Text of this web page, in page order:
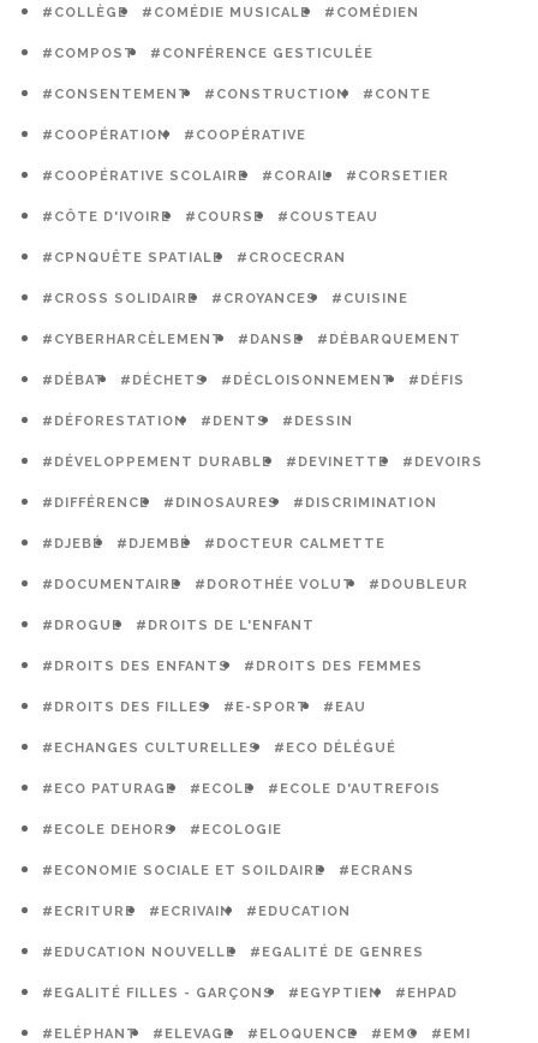
#COLLÈGE #COMÉDIE MUSICALE #COMÉDIEN
#COMPOST #CONFÉRENCE GESTICULÉE
#CONSENTEMENT #CONSTRUCTION #CONTE
#COOPÉRATION #COOPÉRATIVE
#COOPÉRATIVE SCOLAIRE #CORAIL #CORSETIER
#CÔTE D'IVOIRE #COURSE #COUSTEAU
#CPNQUÊTE SPATIALE #CROCECRAN
#CROSS SOLIDAIRE #CROYANCES #CUISINE
#CYBERHARCÈLEMENT #DANSE #DÉBARQUEMENT
#DÉBAT #DÉCHETS #DÉCLOISONNEMENT #DÉFIS
#DÉFORESTATION #DENTS #DESSIN
#DÉVELOPPEMENT DURABLE #DEVINETTE #DEVOIRS
#DIFFÉRENCE #DINOSAURES #DISCRIMINATION
#DJEBÉ #DJEMBÉ #DOCTEUR CALMETTE
#DOCUMENTAIRE #DOROTHÉE VOLUT #DOUBLEUR
#DROGUE #DROITS DE L'ENFANT
#DROITS DES ENFANTS #DROITS DES FEMMES
#DROITS DES FILLES #E-SPORT #EAU
#ECHANGES CULTURELLES #ECO DÉLÉGUÉ
#ECO PATURAGE #ECOLE #ECOLE D'AUTREFOIS
#ECOLE DEHORS #ECOLOGIE
#ECONOMIE SOCIALE ET SOILDAIRE #ECRANS
#ECRITURE #ECRIVAIN #EDUCATION
#EDUCATION NOUVELLE #EGALITÉ DE GENRES
#EGALITÉ FILLES - GARÇONS #EGYPTIEN #EHPAD
#ELÉPHANT #ELEVAGE #ELOQUENCE #EMC #EMI